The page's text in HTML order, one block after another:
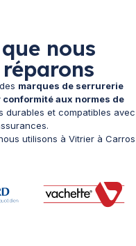
nous
marques de serrurerie
aux normes de
durables et compatibles avec
utilisons à Vitrier à Carros